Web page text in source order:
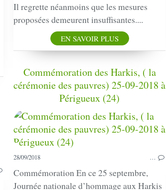
Il regrette néanmoins que les mesures
proposées demeurent insuffisantes....
EN SAVOIR PLUS
Commémoration des Harkis, ( la
cérémonie des pauvres) 25-09-2018 à
Périgueux (24)
28/09/2018 …
Commémoration En ce 25 septembre,
Journée nationale d’hommage aux Harkis
PRESSE